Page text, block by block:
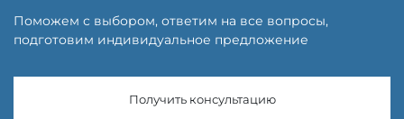
Поможем с выбором, ответим на все вопросы,
подготовим индивидуальное предложение
Получить консультацию